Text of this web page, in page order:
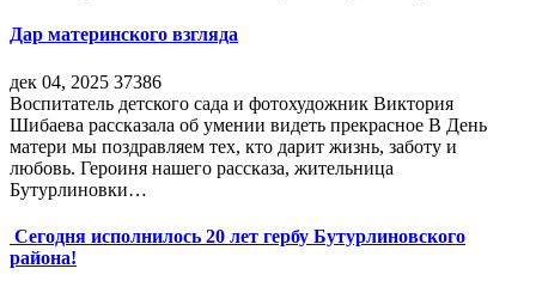
Дар материнского взгляда
дек 04, 2025 37386
Воспитатель детского сада и фотохудожник Виктория
Шибаева рассказала об умении видеть прекрасное В День
матери мы поздравляем тех, кто дарит жизнь, заботу и
любовь. Героиня нашего рассказа, жительница
Бутурлиновки…
Сегодня исполнилось 20 лет гербу Бутурлиновского
района!